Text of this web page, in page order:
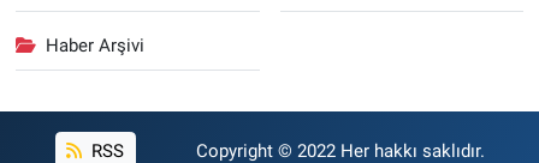
Haber Arşivi
RSS Copyright © 2022 Her hakkı saklıdır.